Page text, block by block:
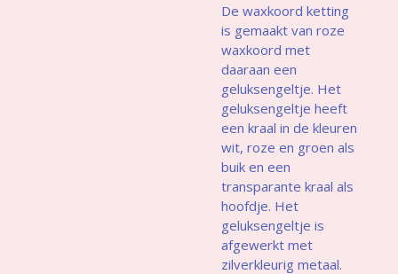
De waxkoord ketting
is gemaakt van roze
waxkoord met
daaraan een
geluksengeltje. Het
geluksengeltje heeft
een kraal in de kleuren
wit, roze en groen als
buik en een
transparante kraal als
hoofdje. Het
geluksengeltje is
afgewerkt met
zilverkleurig metaal.